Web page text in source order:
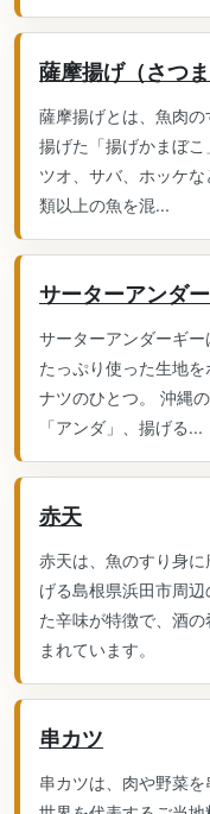
薩摩揚げ（さつま
薩摩揚げとは、魚肉
揚げた「揚げかまぼ
ツオ、サバ、ホッケ
類以上の魚を混...
サーターアンダ
サーターアンダーギ
たっぷり使った生地
ナツのひとつ。 沖縄
「アンダ」、揚げる...
赤天
赤天は、魚のすり身
げる島根県浜田市周
た辛味が特徴で、酒
まれています。
串カツ
串カツは、肉や野菜